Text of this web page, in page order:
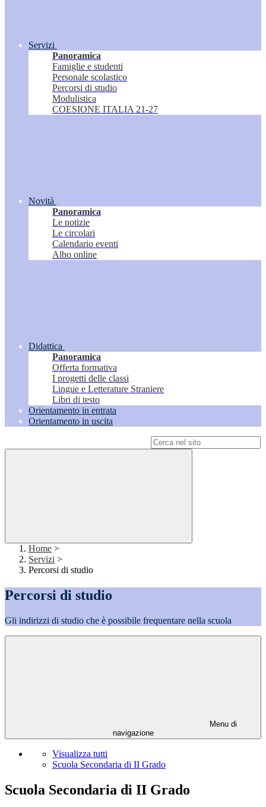
Servizi
Panoramica
Famiglie e studenti
Personale scolastico
Percorsi di studio
Modulistica
COESIONE ITALIA 21-27
Novità
Panoramica
Le notizie
Le circolari
Calendario eventi
Albo online
Didattica
Panoramica
Offerta formativa
I progetti delle classi
Lingue e Letterature Straniere
Libri di testo
Orientamento in entrata
Orientamento in uscita
Home >
Servizi >
Percorsi di studio
Percorsi di studio
Gli indirizzi di studio che è possibile frequentare nella scuola
Menu di
navigazione
Visualizza tutti
Scuola Secondaria di II Grado
Scuola Secondaria di II Grado